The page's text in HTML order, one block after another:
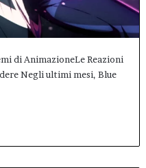
di AnimazioneLe Reazioni
Negli ultimi mesi, Blue